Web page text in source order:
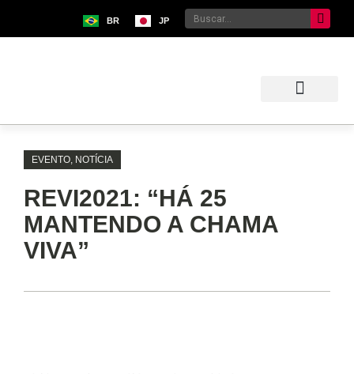
BR JP
EVENTO, NOTÍCIA
REVI2021: “HÁ 25
MANTENDO A CHAMA
VIVA”